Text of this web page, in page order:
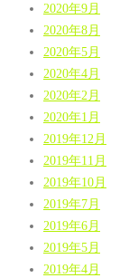
2020年9月
2020年8月
2020年5月
2020年4月
2020年2月
2020年1月
2019年12月
2019年11月
2019年10月
2019年7月
2019年6月
2019年5月
2019年4月